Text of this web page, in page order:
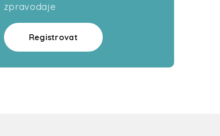
zpravodaje
Registrovat